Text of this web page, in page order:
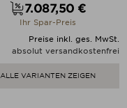
Preis
7.087,50 €
Ihr Spar-Preis
Preise inkl. ges. MwSt.
absolut versandkostenfrei
ALLE VARIANTEN ZEIGEN